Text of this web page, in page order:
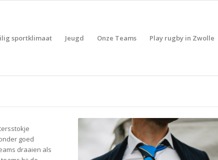
sportklimaat Jeugd Onze Teams Play rugby in Zwolle
goed
draaien als